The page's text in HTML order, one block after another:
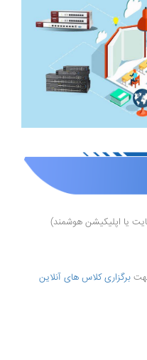
یا اپلیکیشن هوشمند)
برگزاری کلاس های آنلاین